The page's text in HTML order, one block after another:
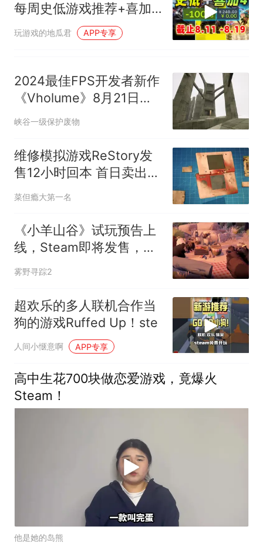
每周史低游戏推荐+喜加
一
玩游戏的地瓜君 APP专享
2024最佳FPS开发者新作
《Vholume》8月21日发
售，忧郁跑酷反差十足
峡谷一级保护废物
维修模拟游戏ReStory发
售12小时回本 首日卖出10
万份
菜但瘾大第一名
《小羊山谷》试玩预告上
线，Steam即将发售，你
能守护羊群避开5大危机
雾野寻踪2
超欢乐的多人联机合作当
狗的游戏Ruffed Up！ste
人间小惬意啊 APP专享
高中生花700块做恋爱游戏，竟爆火
Steam！
他是她的岛熊